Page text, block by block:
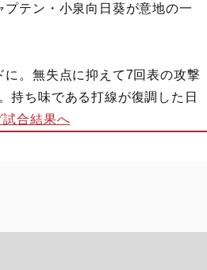
テン・小泉向日葵が意地の一
。無失点に抑えて7回表の攻撃
持ち味である打線が復調した日
合結果へ